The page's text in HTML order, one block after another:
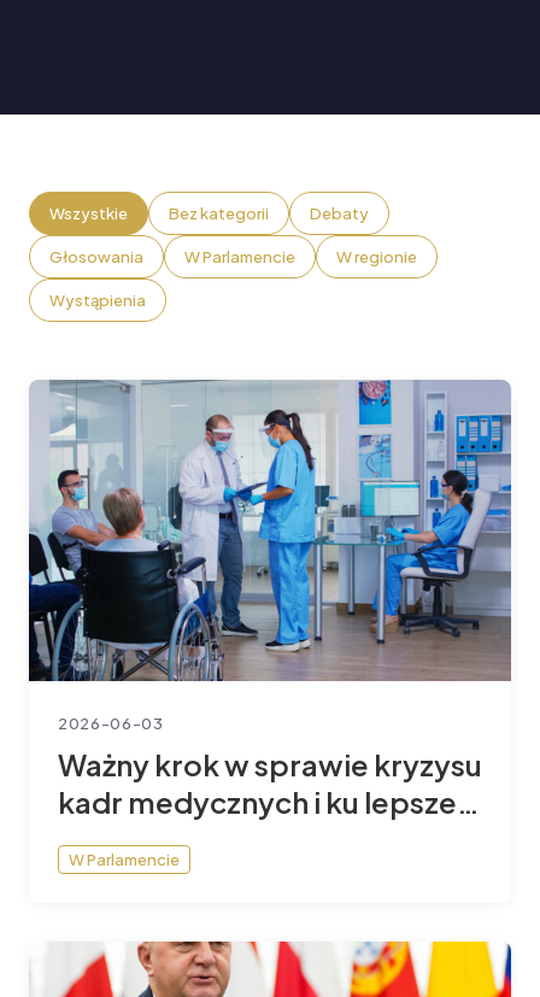
W Parlamencie Europejskim
Wszystkie Bez kategorii Debaty
Głosowania W Parlamencie W regionie
Wystąpienia
2026-06-03
Ważny krok w sprawie kryzysu
kadr medycznych i ku lepszej
ochronie zdrowia
W Parlamencie